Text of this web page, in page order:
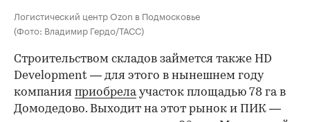
Логистический центр Ozon в Подмосковье
(Фото: Владимир Гердо/ТАСС)
Строительством складов займется также HD
Development — для этого в нынешнем году
компания приобрелаучасток площадью 78 га в
Домодедово. Выходит на этот рынок и ПИК —